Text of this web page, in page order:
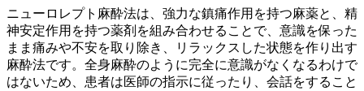
ニューロレプト麻酔法は、強力な鎮痛作用を持つ麻薬と、精
神安定作用を持つ薬剤を組み合わせることで、意識を保った
まま痛みや不安を取り除き、リラックスした状態を作り出す
麻酔法です。全身麻酔のように完全に意識がなくなるわけで
はないため、患者は医師の指示に従ったり、会話をすること